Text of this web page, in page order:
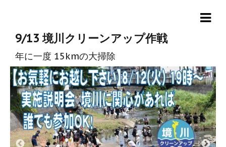
9/13 境川クリーンアップ作戦
年に一度 15kmの大掃除